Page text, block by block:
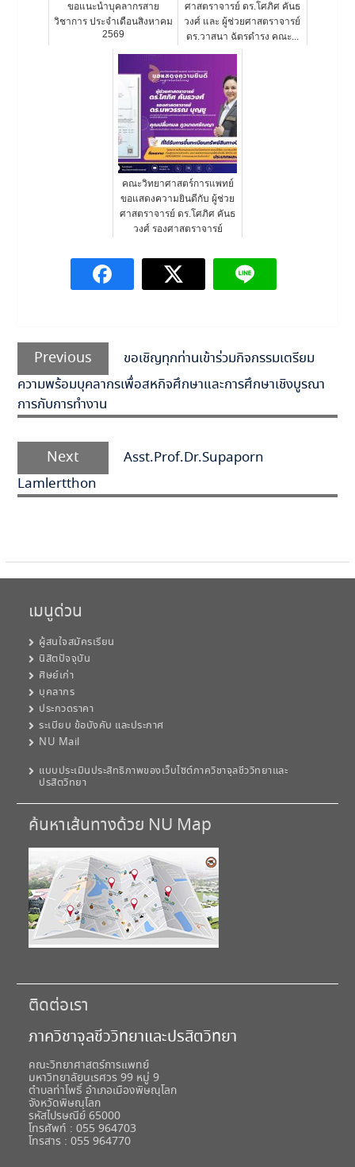
ขอแนะนำบุคลากรสาย
วิชาการ ประจำเดือนสิงหาคม
2569
ศาสตราจารย์ ดร.โศภิศ คันธ
วงศ์ และ ผู้ช่วยศาสตราจารย์
ดร.วาสนา ฉัตรดำรง คณะ...
คณะวิทยาศาสตร์การแพทย์
ขอแสดงความยินดีกับ ผู้ช่วย
ศาสตราจารย์ ดร.โศภิศ คันธ
วงศ์ รองศาสตราจารย์
แนะแนว
เรื่อง
Previous
Previous
post:
ขอเชิญทุกท่านเข้าร่วมกิจกรรมเตรียม
ความพร้อมบุคลากรเพื่อสหกิจศึกษาและการศึกษาเชิงบูรณา
การกับการทำงาน
Next
Next
post:
Asst.Prof.Dr.Supaporn
Lamlertthon
เมนูด่วน
ผู้สนใจสมัครเรียน
นิสิตปัจจุบัน
ศิษย์เก่า
บุคลากร
ประกวดราคา
ระเบียบ ข้อบังคับ และประกาศ
NU Mail
แบบประเมินประสิทธิภาพของเว็บไซต์ภาควิชาจุลชีววิทยาและ
ปรสิตวิทยา
ค้นหาเส้นทางด้วย NU Map
ติดต่อเรา
ภาควิชาจุลชีววิทยาและปรสิตวิทยา
คณะวิทยาศาสตร์การแพทย์
มหาวิทยาลัยนเรศวร 99 หมู่ 9
ตำบลท่าโพธิ์ อำเภอเมืองพิษณุโลก
จังหวัดพิษณุโลก
รหัสไปรษณีย์ 65000
โทรศัพท์ : 055 964703
โทรสาร : 055 964770